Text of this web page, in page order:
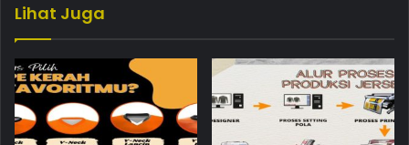
Lihat Juga